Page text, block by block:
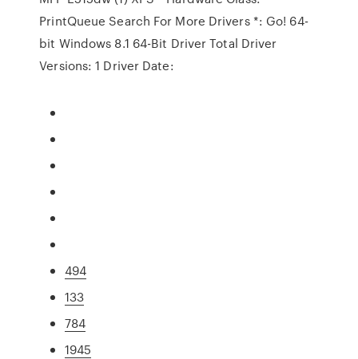
PrintQueue Search For More Drivers *: Go! 64-
bit Windows 8.1 64-Bit Driver Total Driver
Versions: 1 Driver Date:
494
133
784
1945